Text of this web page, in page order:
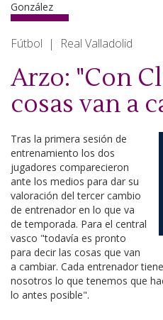
Fútbol | Real Valladolid
Arzo: "Con
cosas van a
Tras la primera sesión de
entrenamiento los dos
jugadores comparecieron
ante los medios para dar su
valoración del tercer cambio
de entrenador en lo que va
de temporada. Para el central
vasco "todavía es pronto
para decir las cosas que van
a cambiar. Cada entrenador
nosotros lo que tenemos que
lo antes posible".